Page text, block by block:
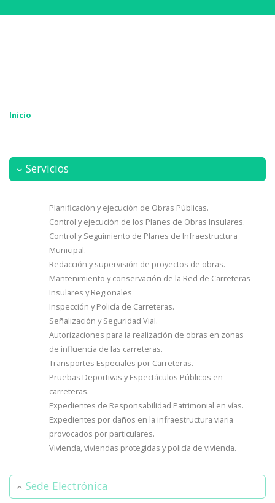
Inicio
Servicios
Planificación y ejecución de Obras Públicas.
Control y ejecución de los Planes de Obras Insulares.
Control y Seguimiento de Planes de Infraestructura
Municipal.
Redacción y supervisión de proyectos de obras.
Mantenimiento y conservación de la Red de Carreteras
Insulares y Regionales
Inspección y Policía de Carreteras.
Señalización y Seguridad Vial.
Autorizaciones para la realización de obras en zonas
de influencia de las carreteras.
Transportes Especiales por Carreteras.
Pruebas Deportivas y Espectáculos Públicos en
carreteras.
Expedientes de Responsabilidad Patrimonial en vías.
Expedientes por daños en la infraestructura viaria
provocados por particulares.
Vivienda, viviendas protegidas y policía de vivienda.
Sede Electrónica